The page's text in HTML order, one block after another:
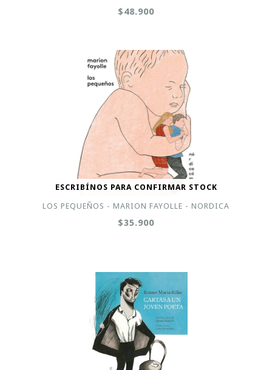
$48.900
ESCRIBÍNOS PARA CONFIRMAR STOCK
LOS PEQUEÑOS - MARION FAYOLLE - NORDICA
$35.900